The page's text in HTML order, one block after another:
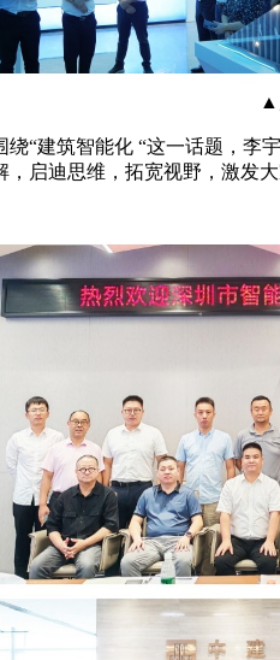
▲
“建筑智能化 “这一话题，
启迪思维，拓宽视野，激